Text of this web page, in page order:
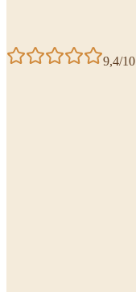
9,4/10